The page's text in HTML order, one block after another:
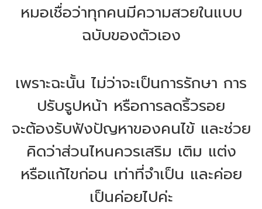
หมอเชื่อว่าทุกคนมีความสวยในแบบ
ฉบับของตัวเอง
เพราะฉะนั้น ไม่ว่าจะเป็นการรักษา การ
ปรับรูปหน้า หรือการลดริ้วรอย
จะต้องรับฟังปัญหาของคนไข้ และช่วย
คิดว่าส่วนไหนควรเสริม เติม แต่ง
หรือแก้ไขก่อน เท่าที่จำเป็น และค่อย
เป็นค่อยไปค่ะ